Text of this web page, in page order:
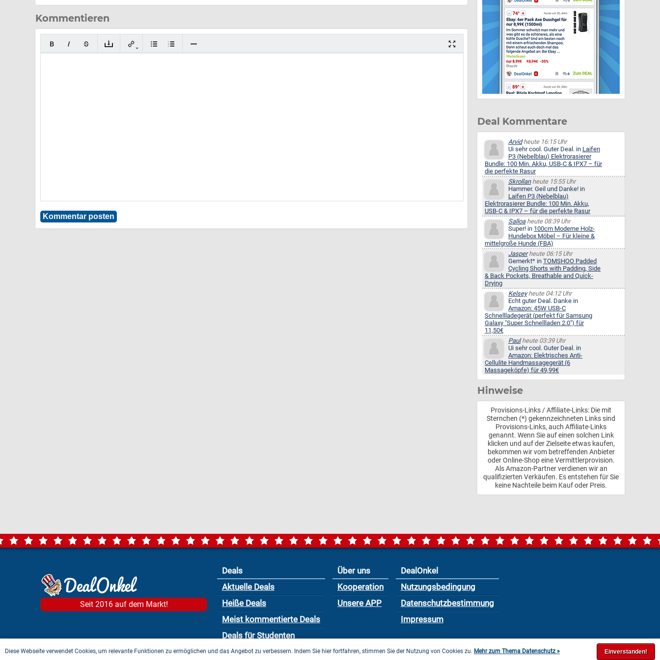
Kommentieren
Deal Kommentare
Arvidheute 16:15 Uhr
Ui sehr cool. Guter Deal. in Laifen
P3 (Nebelblau) Elektrorasierer
Bundle: 100 Min. Akku, USB-C & IPX7 – für
die perfekte Rasur
Skrollanheute 15:55 Uhr
Hammer. Geil und Danke! in
Laifen P3 (Nebelblau)
Elektrorasierer Bundle: 100 Min. Akku,
USB-C & IPX7 – für die perfekte Rasur
Salloaheute 08:39 Uhr
Super! in 100cm Moderne Holz-
Hundebox Möbel – Für kleine &
mittelgroße Hunde (FBA)
Jasperheute 06:15 Uhr
Gemerkt* in TOMSHOO Padded
Cycling Shorts with Padding, Side
& Back Pockets, Breathable and Quick-
Drying
Kelseyheute 04:12 Uhr
Echt guter Deal. Danke in
Amazon: 45W USB-C
Schnellladegerät (perfekt für Samsung
Galaxy "Super Schnellladen 2.0") für
11,50€
Paulheute 03:39 Uhr
Ui sehr cool. Guter Deal. in
Amazon: Elektrisches Anti-
Cellulite Handmassagegerät (6
Massageköpfe) für 49,99€
Hinweise
Provisions-Links / Affiliate-Links: Die mit
Sternchen (*) gekennzeichneten Links sind
Provisions-Links, auch Affiliate-Links
genannt. Wenn Sie auf einen solchen Link
klicken und auf der Zielseite etwas kaufen,
bekommen wir vom betreffenden Anbieter
oder Online-Shop eine Vermittlerprovision.
Als Amazon-Partner verdienen wir an
qualifizierten Verkäufen. Es entstehen für Sie
keine Nachteile beim Kauf oder Preis.
Seit 2016 auf dem Markt!
Deals
Aktuelle Deals
Heiße Deals
Meist kommentierte Deals
Deals für Studenten
Über uns
Kooperation
Unsere APP
DealOnkel
Nutzungsbedingung
Datenschutzbestimmung
Impressum
Diese Webseite verwendet Cookies, um relevante Funktionen zu ermöglichen und das Angebot zu verbessern. Indem Sie hier fortfahren, stimmen Sie der Nutzung von Cookies zu. Mehr zum Thema Datenschutz »